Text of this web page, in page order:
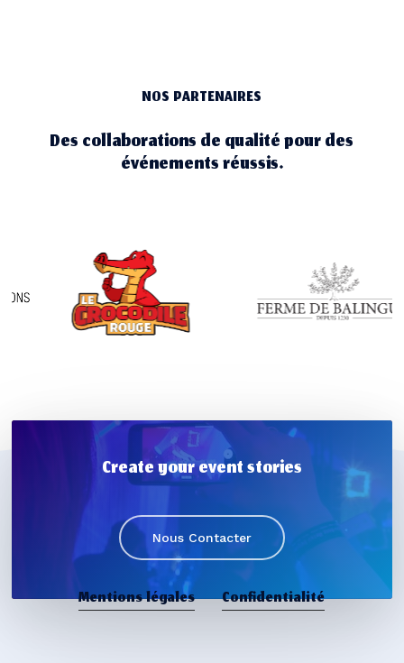
NOS PARTENAIRES
Des collaborations de qualité pour des
événements réussis.
Create your event stories
Nous Contacter
Mentions légales Confidentialité